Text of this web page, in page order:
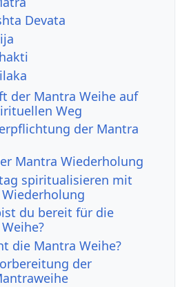
Devata
der Mantra Weihe auf
Weg
der Mantra
Mantra Wiederholung
spiritualisieren mit
du bereit für die
die Mantra Weihe?
der